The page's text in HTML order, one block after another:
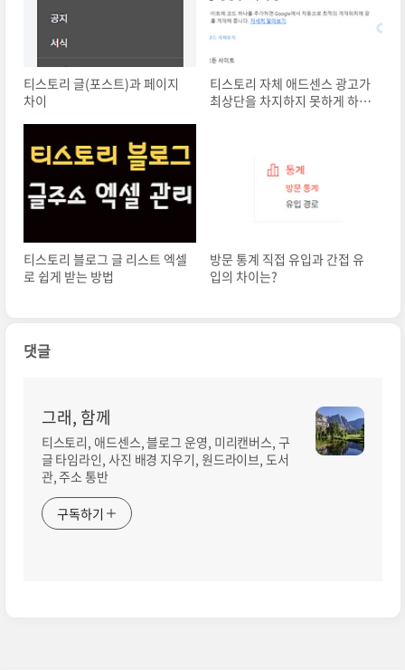
티스토리 글(포스트)과 페이지
차이
티스토리 자체 애드센스 광고가
최상단을 차지하지 못하게 하는
티스토리 블로그 글 리스트 엑셀
로 쉽게 받는 방법
방문 통계 직접 유입과 간접 유
입의 차이는?
댓글
그래, 함께
티스토리, 애드센스, 블로그 운영, 미리캔버스, 구
글 타임라인, 사진 배경 지우기, 원드라이브, 도서
관, 주소 통반
구독하기